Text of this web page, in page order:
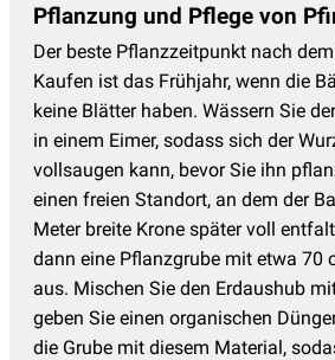
Pflanzung und Pflege von
Der beste Pflanzzeitpunkt nach
Kaufen ist das Frühjahr, wenn die
keine Blätter haben. Wässern Sie
in einem Eimer, sodass sich der
vollsaugen kann, bevor Sie ihn
einen freien Standort, an dem der
Meter breite Krone später voll
dann eine Pflanzgrube mit etwa 70
aus. Mischen Sie den Erdaushub
geben Sie einen organischen
die Grube mit diesem Material,